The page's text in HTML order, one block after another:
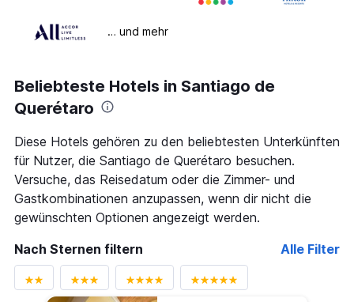
… und mehr
Beliebteste Hotels in Santiago de
Querétaro
Diese Hotels gehören zu den beliebtesten Unterkünften
für Nutzer, die Santiago de Querétaro besuchen.
Versuche, das Reisedatum oder die Zimmer- und
Gastkombinationen anzupassen, wenn dir nicht die
gewünschten Optionen angezeigt werden.
Nach Sternen filtern
Alle Filter